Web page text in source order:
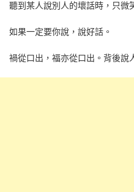
聽到某人說別人的壞話時，只微
如果一定要你說，說好話。
禍從口出，福亦從口出。背後說